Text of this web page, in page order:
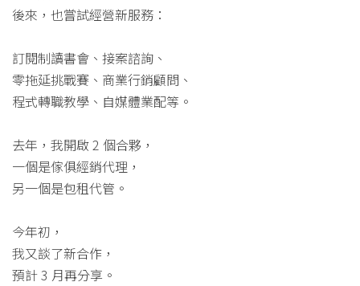
後來，也嘗試經營新服務：
訂閱制讀書會、接案諮詢、
零拖延挑戰賽、商業行銷顧問、
程式轉職教學、自媒體業配等。
去年，我開啟 2 個合夥，
一個是傢俱經銷代理，
另一個是包租代管。
今年初，
我又談了新合作，
預計 3 月再分享。